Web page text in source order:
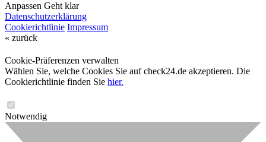
Anpassen Geht klar
Datenschutzerklärung
Cookierichtlinie Impressum
« zurück
Cookie-Präferenzen verwalten
Wählen Sie, welche Cookies Sie auf check24.de akzeptieren. Die
Cookierichtlinie finden Sie hier.
Notwendig